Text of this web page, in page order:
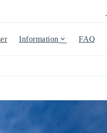
Information FAQ